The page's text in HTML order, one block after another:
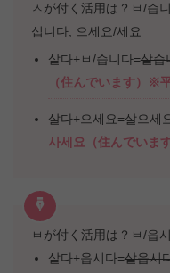
ㅅが付く活用は？ㅂ/습
십니다, 으세요/세요
살다+ㅂ/습니다=살습
（住んでいます）※
살다+으세요=살으세
사세요（住んでいま
ㅂが付く活用は？ㅂ/읍
살다+읍시다=살읍시